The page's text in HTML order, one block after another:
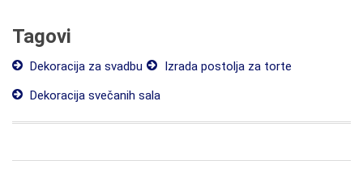
Tagovi
Dekoracija za svadbu
Izrada postolja za torte
Dekoracija svečanih sala